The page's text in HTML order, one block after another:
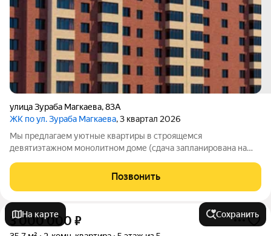
улица Зураба Магкаева,83А
ЖК по ул. Зураба Магкаева, 3 квартал 2026
Мы предлагаем уютные квартиры в строящемся
девятиэтажном монолитном доме (сдача запланирована на
тихом и комфортном месте. Квартиры сдаются без ремонта у
вас будет шанс самостоятельно
Позвонить
3 000 000 ₽
На карте Сохранить